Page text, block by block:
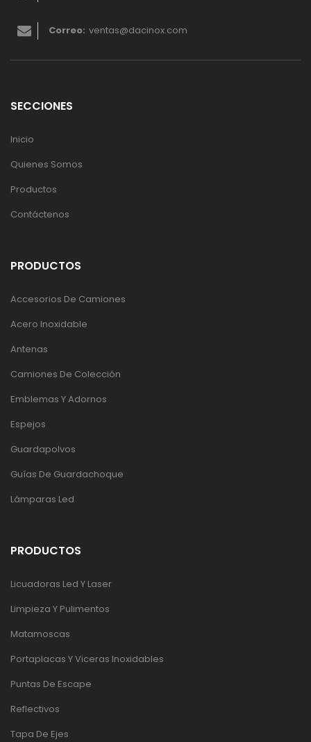
Correo: ventas@dacinox.com
SECCIONES
Inicio
Quienes Somos
Productos
Contáctenos
PRODUCTOS
Accesorios De Camiones
Acero Inoxidable
Antenas
Camiones De Colección
Emblemas Y Adornos
Espejos
Guardapolvos
Guías De Guardachoque
Lámparas Led
PRODUCTOS
Licuadoras Led Y Laser
Limpieza Y Pulimentos
Matamoscas
Portaplacas Y Viceras Inoxidables
Puntas De Escape
Reflectivos
Tapa De Ejes